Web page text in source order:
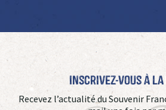
Inscrivez-vous à
Recevez l’actualité du Souvenir